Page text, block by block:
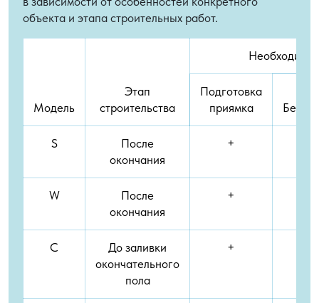
объекта и этапа строительных работ.
Модель
Этап
строительства
Подготовка
приямка
S
После
окончания
+
W
После
окончания
+
C
До заливки
окончательного
пола
+